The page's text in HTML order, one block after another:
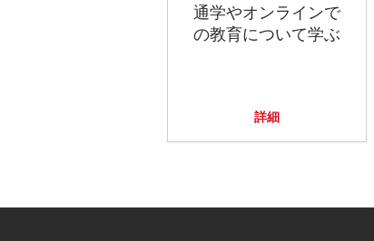
通学やオンラインで
の教育について学ぶ
詳細